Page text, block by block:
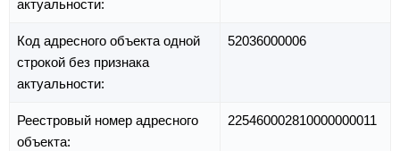
актуальности:
Код адресного объекта одной
строкой без признака
актуальности:
52036000006
Реестровый номер адресного
объекта:
225460002810000000011